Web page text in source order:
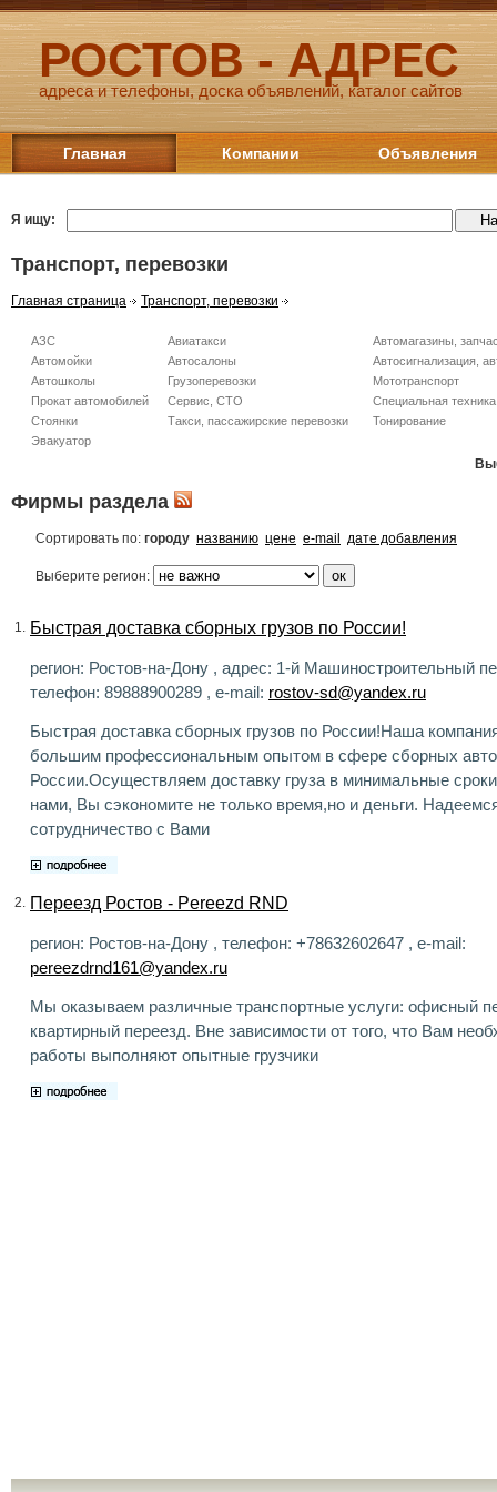
РОСТОВ - АДРЕС
адреса и телефоны, доска объявлений, каталог сайтов
Главная Компании Объявления
Я ищу:
Транспорт, перевозки
Главная страница Транспорт, перевозки
АЗС Авиатакси
Автомагазины,
Автомойки
Автосалоны
Автосигнализация,
Автошколы
Грузоперевозки
Мототранспорт
Прокат автомобилей
Сервис, СТО
Специальная
Стоянки
Такси, пассажирские перевозки
Тонирование
Эвакуатор
Фирмы раздела
Сортировать по: городу названию цене e-mail дате добавления
Выберите регион:
1. Быстрая доставка сборных грузов по России!
регион: Ростов-на-Дону , адрес: 1-й Машиностроительный
телефон: 89888900289 , e-mail: rostov-sd@yandex.ru
Быстрая доставка сборных грузов по России!Наша
большим профессиональным опытом в сфере сборных
России.Осуществляем доставку груза в минимальные
нами, Вы сэкономите не только время,но и деньги.
сотрудничество с Вами
2. Переезд Ростов - Pereezd RND
регион: Ростов-на-Дону , телефон: +78632602647 , e-mail:
pereezdrnd161@yandex.ru
Мы оказываем различные транспортные услуги: офисный
квартирный переезд. Вне зависимости от того, что Вам
работы выполняют опытные грузчики